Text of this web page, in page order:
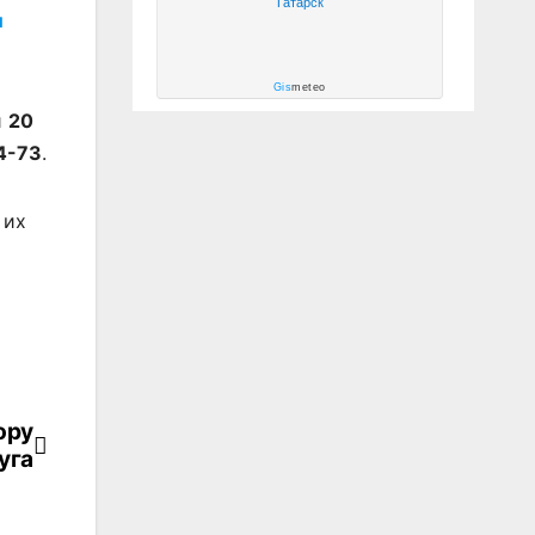
20
73.
Gismeteo